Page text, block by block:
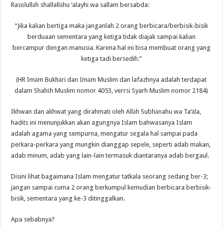
Rasūlullāh shallallāhu ‘alayhi wa sallam bersabda:
“Jika kalian bertiga maka janganlah 2 orang berbicara/berbisik-bisik
berduaan sementara yang ketiga tidak diajak sampai kalian
bercampur dengan manusia. Karena hal ini bisa membuat orang yang
ketiga tadi bersedih.”
(HR Imām Bukhāri dan Imām Muslim dan lafazhnya adalah terdapat
dalam Shahīh Muslim nomor 4053, verrsi Syarh Muslim nomor 2184)
Ikhwan dan akhwat yang dirahmati oleh Allāh Subhānahu wa Ta’āla,
hadits ini menunjukkan akan agungnya Islam bahwasanya Islam
adalah agama yang sempurna, mengatur segala hal sampai pada
perkara-perkara yang mungkin dianggap sepele, seperti adab makan,
adab minum, adab yang lain-lain termasuk diantaranya adab bergaul.
Disini lihat bagaimana Islam mengatur tatkala seorang sedang ber-3;
jangan sampai cuma 2 orang berkumpul kemudian berbicara berbisik-
bisik, sementara yang ke-3 ditinggalkan.
Apa sebabnya?